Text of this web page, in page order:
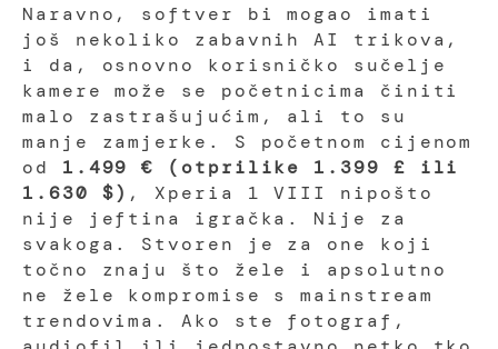
Naravno, softver bi mogao imati
još nekoliko zabavnih AI trikova,
i da, osnovno korisničko sučelje
kamere može se početnicima činiti
malo zastrašujućim, ali to su
manje zamjerke. S početnom cijenom
od 1.499 € (otprilike 1.399 £ ili
1.630 $) , Xperia 1 VIII nipošto
nije jeftina igračka. Nije za
svakoga. Stvoren je za one koji
točno znaju što žele i apsolutno
ne žele kompromise s mainstream
trendovima. Ako ste fotograf,